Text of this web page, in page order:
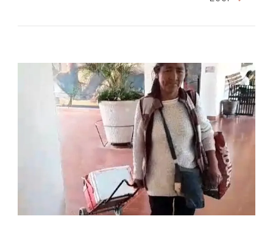
El
Significado
Del
Día
De
La
Mujer
En